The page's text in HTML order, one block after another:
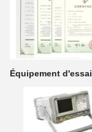
Équipement d'essai